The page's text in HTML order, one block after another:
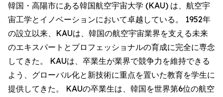
韓国・高陽市にある韓国航空宇宙大学 (KAU) は、航空宇
宙工学とイノベーションにおいて卓越している。 1952年
の設立以来、KAUは、韓国の航空宇宙業界を支える未来
のエキスパートとプロフェッショナルの育成に完全に専念
してきた。 KAUは、卒業生が業界で競争力を維持できる
よう、グローバル化と新技術に重点を置いた教育を学生に
提供してきた。 KAUの卒業生は、韓国を世界第6位の航空